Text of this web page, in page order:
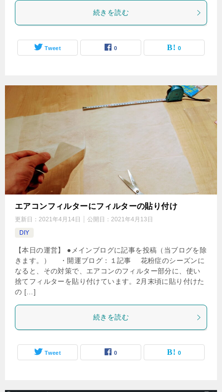
続きを読む
Tweet 0 0
エアコンフィルターにフィルターの貼り付け
更新日： 2021年4月14日 公開日： 2021年4月13日
DIY
【本日の運営】 ●メインブログに記事を投稿（当ブログを除
きます。） ・開運ブログ：１記事 花粉症のシーズンに
なると、その対策で、エアコンのフィルター部分に、使い
捨てフィルターを貼り付けています。2月末頃に貼り付けた
の […]
続きを読む
Tweet 0 0